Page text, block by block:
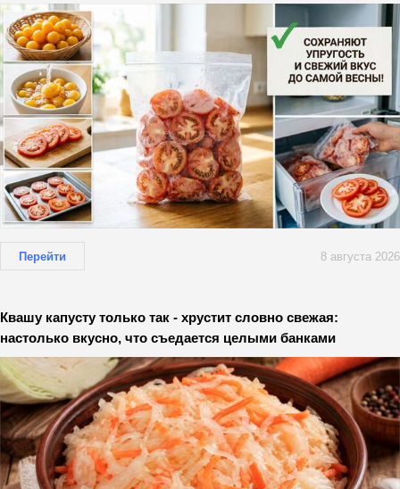
Перейти 8 августа 2026
Квашу капусту только так - хрустит словно свежая:
настолько вкусно, что съедается целыми банками